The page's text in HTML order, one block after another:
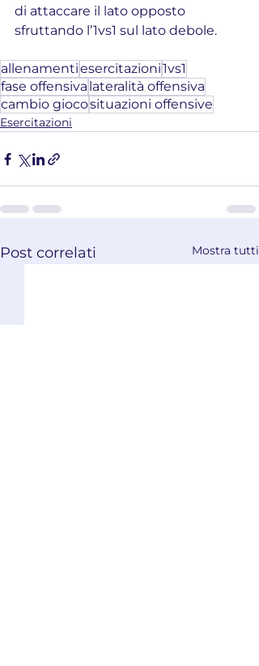
di attaccare il lato opposto
sfruttando l’1vs1 sul lato debole.
allenamentiesercitazioni1vs1
fase offensiva lateralità offensiva
cambio giocosituazioni offensive
Esercitazioni
Post correlati Mostra tutti